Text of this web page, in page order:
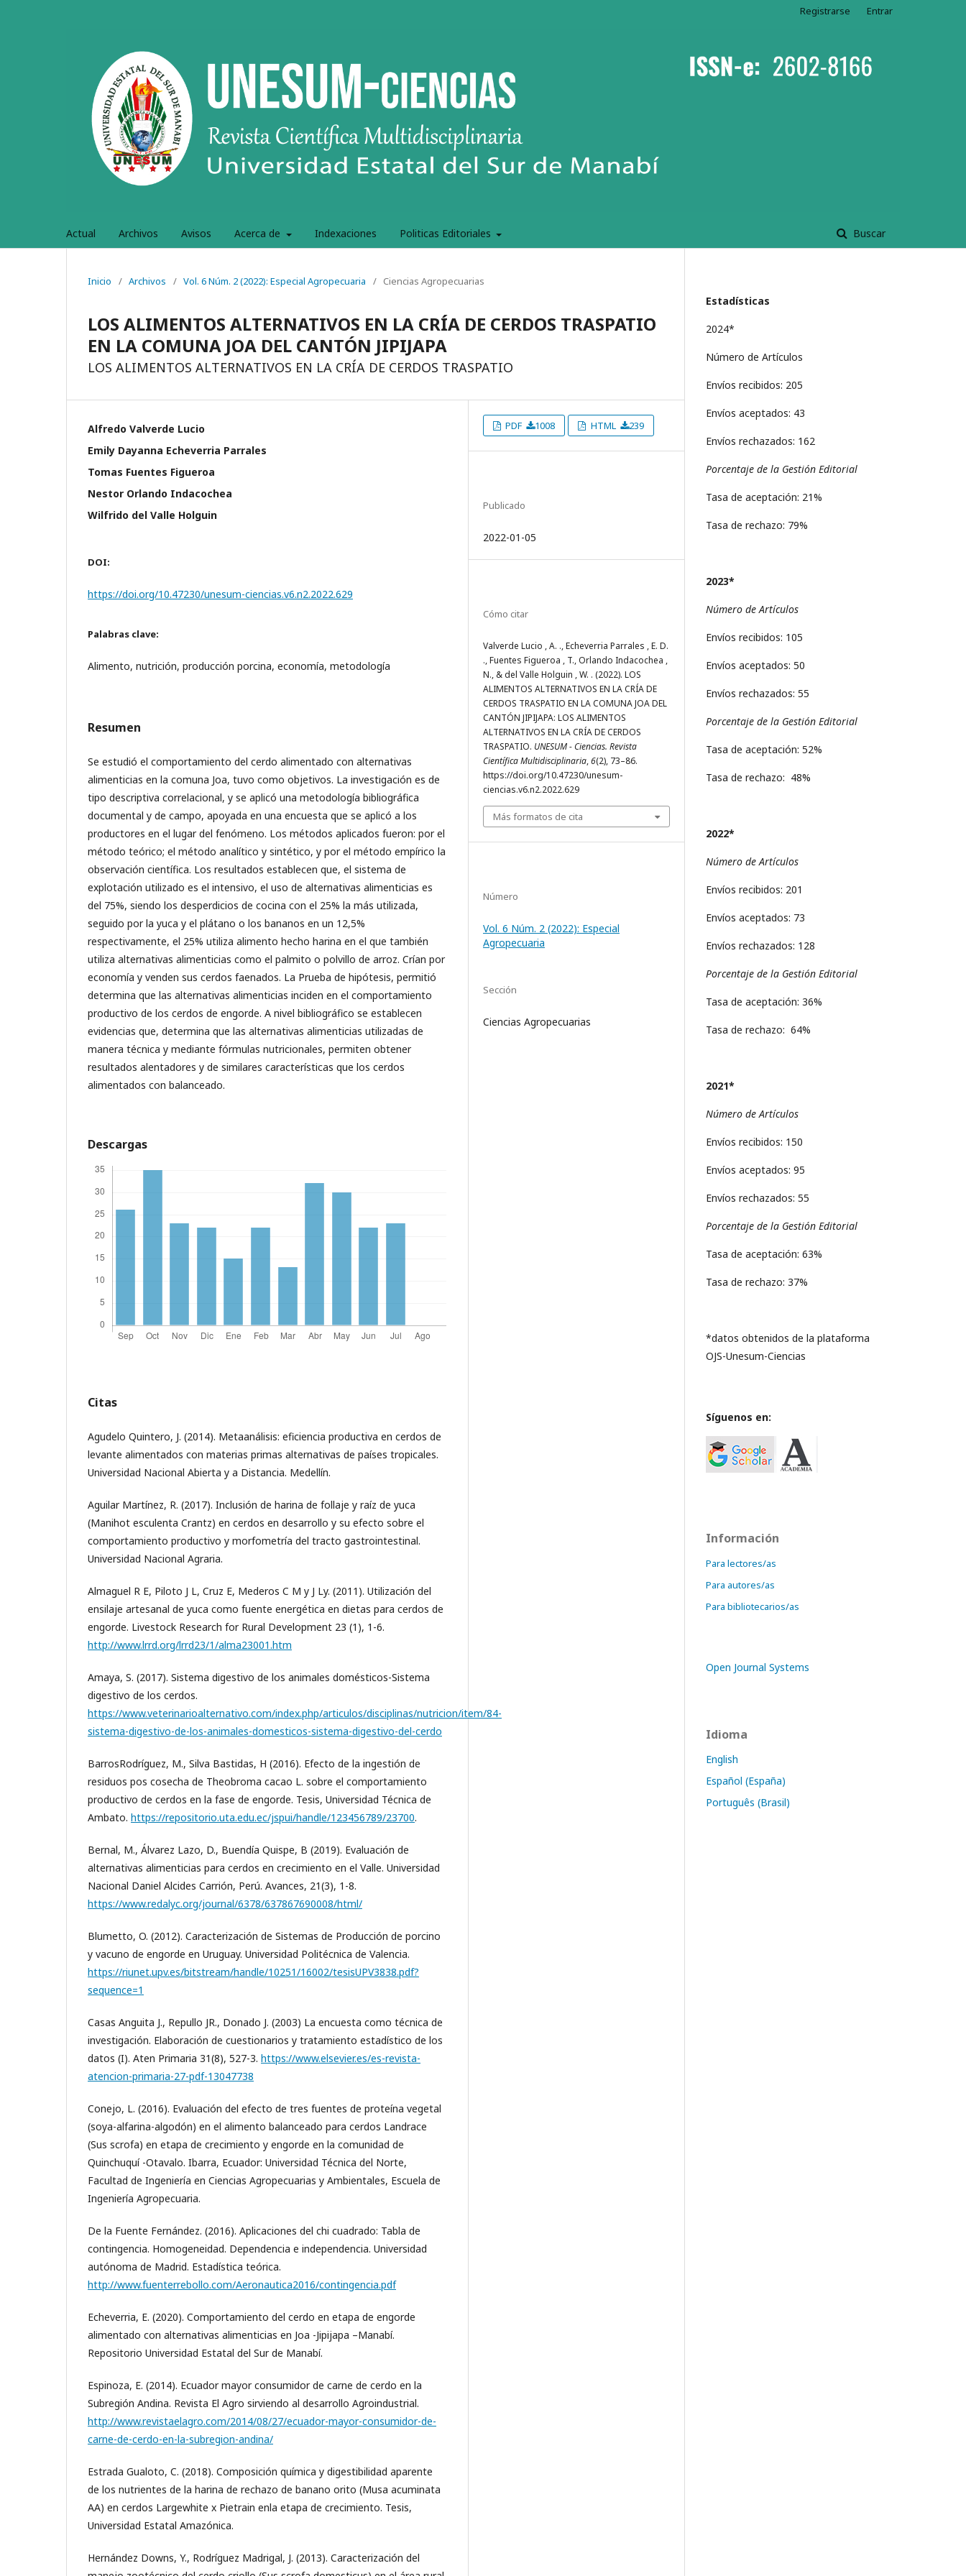
Actual Archivos Avisos Acerca de Indexaciones Politicas Editoriales Buscar
Registrarse Entrar
Inicio / Archivos / Vol. 6 Núm. 2 (2022): Especial Agropecuaria / Ciencias Agropecuarias
LOS ALIMENTOS ALTERNATIVOS EN LA CRÍA DE CERDOS TRASPATIO
EN LA COMUNA JOA DEL CANTÓN JIPIJAPA
LOS ALIMENTOS ALTERNATIVOS EN LA CRÍA DE CERDOS TRASPATIO
Alfredo Valverde Lucio
Emily Dayanna Echeverria Parrales
Tomas Fuentes Figueroa
Nestor Orlando Indacochea
Wilfrido del Valle Holguin
DOI:
https://doi.org/10.47230/unesum-ciencias.v6.n2.2022.629
Palabras clave:
Alimento, nutrición, producción porcina, economía, metodología
Resumen
Se estudió el comportamiento del cerdo alimentado con alternativas
alimenticias en la comuna Joa, tuvo como objetivos. La investigación es de
tipo descriptiva correlacional, y se aplicó una metodología bibliográfica
documental y de campo, apoyada en una encuesta que se aplicó a los
productores en el lugar del fenómeno. Los métodos aplicados fueron: por el
método teórico; el método analítico y sintético, y por el método empírico la
observación científica. Los resultados establecen que, el sistema de
explotación utilizado es el intensivo, el uso de alternativas alimenticias es
del 75%, siendo los desperdicios de cocina con el 25% la más utilizada,
seguido por la yuca y el plátano o los bananos en un 12,5%
respectivamente, el 25% utiliza alimento hecho harina en el que también
utiliza alternativas alimenticias como el palmito o polvillo de arroz. Crían por
economía y venden sus cerdos faenados. La Prueba de hipótesis, permitió
determina que las alternativas alimenticias inciden en el comportamiento
productivo de los cerdos de engorde. A nivel bibliográfico se establecen
evidencias que, determina que las alternativas alimenticias utilizadas de
manera técnica y mediante fórmulas nutricionales, permiten obtener
resultados alentadores y de similares características que los cerdos
alimentados con balanceado.
Descargas
Citas
Agudelo Quintero, J. (2014). Metaanálisis: eficiencia productiva en cerdos de
levante alimentados con materias primas alternativas de países tropicales.
Universidad Nacional Abierta y a Distancia. Medellín.
Aguilar Martínez, R. (2017). Inclusión de harina de follaje y raíz de yuca
(Manihot esculenta Crantz) en cerdos en desarrollo y su efecto sobre el
comportamiento productivo y morfometría del tracto gastrointestinal.
Universidad Nacional Agraria.
Almaguel R E, Piloto J L, Cruz E, Mederos C M y J Ly. (2011). Utilización del
ensilaje artesanal de yuca como fuente energética en dietas para cerdos de
engorde. Livestock Research for Rural Development 23 (1), 1-6.
http://www.lrrd.org/lrrd23/1/alma23001.htm
Amaya, S. (2017). Sistema digestivo de los animales domésticos-Sistema
digestivo de los cerdos.
https://www.veterinarioalternativo.com/index.php/articulos/disciplinas/nutricion/item/84-
sistema-digestivo-de-los-animales-domesticos-sistema-digestivo-del-cerdo
BarrosRodríguez, M., Silva Bastidas, H (2016). Efecto de la ingestión de
residuos pos cosecha de Theobroma cacao L. sobre el comportamiento
productivo de cerdos en la fase de engorde. Tesis, Universidad Técnica de
Ambato. https://repositorio.uta.edu.ec/jspui/handle/123456789/23700.
Bernal, M., Álvarez Lazo, D., Buendía Quispe, B (2019). Evaluación de
alternativas alimenticias para cerdos en crecimiento en el Valle. Universidad
Nacional Daniel Alcides Carrión, Perú. Avances, 21(3), 1-8.
https://www.redalyc.org/journal/6378/637867690008/html/
Blumetto, O. (2012). Caracterización de Sistemas de Producción de porcino
y vacuno de engorde en Uruguay. Universidad Politécnica de Valencia.
https://riunet.upv.es/bitstream/handle/10251/16002/tesisUPV3838.pdf?
sequence=1
Casas Anguita J., Repullo JR., Donado J. (2003) La encuesta como técnica de
investigación. Elaboración de cuestionarios y tratamiento estadístico de los
datos (I). Aten Primaria 31(8), 527-3. https://www.elsevier.es/es-revista-
atencion-primaria-27-pdf-13047738
Conejo, L. (2016). Evaluación del efecto de tres fuentes de proteína vegetal
(soya-alfarina-algodón) en el alimento balanceado para cerdos Landrace
(Sus scrofa) en etapa de crecimiento y engorde en la comunidad de
Quinchuquí -Otavalo. Ibarra, Ecuador: Universidad Técnica del Norte,
Facultad de Ingeniería en Ciencias Agropecuarias y Ambientales, Escuela de
Ingeniería Agropecuaria.
De la Fuente Fernández. (2016). Aplicaciones del chi cuadrado: Tabla de
contingencia. Homogeneidad. Dependencia e independencia. Universidad
autónoma de Madrid. Estadística teórica.
http://www.fuenterrebollo.com/Aeronautica2016/contingencia.pdf
Echeverria, E. (2020). Comportamiento del cerdo en etapa de engorde
alimentado con alternativas alimenticias en Joa -Jipijapa –Manabí.
Repositorio Universidad Estatal del Sur de Manabí.
Espinoza, E. (2014). Ecuador mayor consumidor de carne de cerdo en la
Subregión Andina. Revista El Agro sirviendo al desarrollo Agroindustrial.
http://www.revistaelagro.com/2014/08/27/ecuador-mayor-consumidor-de-
carne-de-cerdo-en-la-subregion-andina/
Estrada Gualoto, C. (2018). Composición química y digestibilidad aparente
de los nutrientes de la harina de rechazo de banano orito (Musa acuminata
AA) en cerdos Largewhite x Pietrain enla etapa de crecimiento. Tesis,
Universidad Estatal Amazónica.
Hernández Downs, Y., Rodríguez Madrigal, J. (2013). Caracterización del
PDF 1008 HTML 239
Publicado
2022-01-05
Cómo citar
Valverde Lucio , A. ., Echeverria Parrales , E. D.
., Fuentes Figueroa , T., Orlando Indacochea ,
N., & del Valle Holguin , W. . (2022). LOS
ALIMENTOS ALTERNATIVOS EN LA CRÍA DE
CERDOS TRASPATIO EN LA COMUNA JOA DEL
CANTÓN JIPIJAPA: LOS ALIMENTOS
ALTERNATIVOS EN LA CRÍA DE CERDOS
TRASPATIO. UNESUM - Ciencias. Revista
Científica Multidisciplinaria,6(2), 73–86.
https://doi.org/10.47230/unesum-
ciencias.v6.n2.2022.629
Más formatos de cita
Número
Vol. 6 Núm. 2 (2022): Especial
Agropecuaria
Sección
Ciencias Agropecuarias
Estadísticas
2024*
Número de Artículos
Envíos recibidos: 205
Envíos aceptados: 43
Envíos rechazados: 162
Porcentaje de la Gestión Editorial
Tasa de aceptación: 21%
Tasa de rechazo: 79%
2023*
Número de Artículos
Envíos recibidos: 105
Envíos aceptados: 50
Envíos rechazados: 55
Porcentaje de la Gestión Editorial
Tasa de aceptación: 52%
Tasa de rechazo: 48%
2022*
Número de Artículos
Envíos recibidos: 201
Envíos aceptados: 73
Envíos rechazados: 128
Porcentaje de la Gestión Editorial
Tasa de aceptación: 36%
Tasa de rechazo: 64%
2021*
Número de Artículos
Envíos recibidos: 150
Envíos aceptados: 95
Envíos rechazados: 55
Porcentaje de la Gestión Editorial
Tasa de aceptación: 63%
Tasa de rechazo: 37%
*datos obtenidos de la plataforma
OJS-Unesum-Ciencias
Síguenos en:
Información
Para lectores/as
Para autores/as
Para bibliotecarios/as
Open Journal Systems
Idioma
English
Español (España)
Português (Brasil)